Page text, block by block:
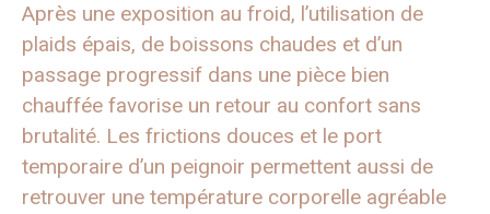
Après une exposition au froid, l’utilisation de
plaids épais, de boissons chaudes et d’un
passage progressif dans une pièce bien
chauffée favorise un retour au confort sans
brutalité. Les frictions douces et le port
temporaire d’un peignoir permettent aussi de
retrouver une température corporelle agréable